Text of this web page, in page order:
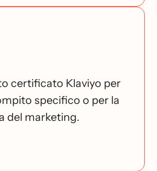
certificato Klaviyo per
specifico o per la
del marketing.